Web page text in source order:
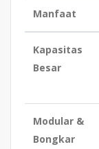
Manfaat
Kapasitas
Besar
Modular &
Bongkar